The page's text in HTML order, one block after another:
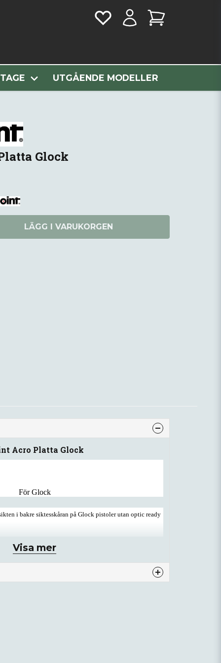
UTGÅENDE MODELLER
Platta Glock
Glock
LÄGG I VARUKORGEN
Acro Platta Glock
För Glock
i bakre siktesskåran på Glock pistoler utan optic ready
utbildad vapensmed
Visa mer
produkten...